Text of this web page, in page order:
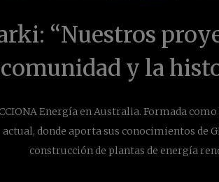
“Nuestros
y la
Energía en Australia. Formada
donde aporta sus conocimientos de
construcción de plantas de energía